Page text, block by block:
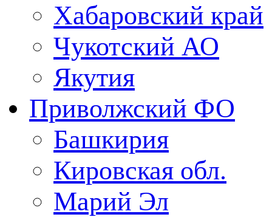
Хабаровский край
Чукотский АО
Якутия
Приволжский ФО
Башкирия
Кировская обл.
Марий Эл